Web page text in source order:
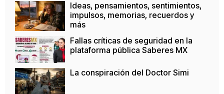
Ideas, pensamientos, sentimientos,
impulsos, memorias, recuerdos y
más
Fallas críticas de seguridad en la
plataforma pública Saberes MX
La conspiración del Doctor Simi